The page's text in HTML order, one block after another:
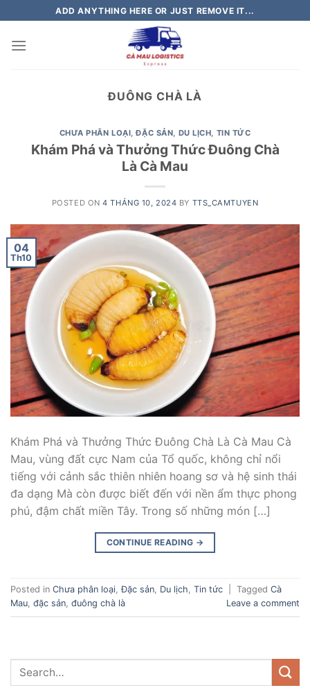
to
content
ADD ANYTHING HERE OR JUST REMOVE IT...
ĐUÔNG CHÀ LÀ
CHƯA PHÂN LOẠI,ĐẶC SẢN, DU LỊCH, TIN TỨC
Khám Phá và Thưởng Thức Đuông Chà
Là Cà Mau
POSTED ON4 THÁNG 10, 2024 BY TTS_CAMTUYEN
04
Th10
Khám Phá và Thưởng Thức Đuông Chà Là Cà Mau Cà
Mau, vùng đất cực Nam của Tổ quốc, không chỉ nổi
tiếng với cảnh sắc thiên nhiên hoang sơ và hệ sinh thái
đa dạng Mà còn được biết đến với nền ẩm thực phong
phú, đậm chất miền Tây. Trong số những món […]
CONTINUE READING →
Posted in Chưa phân loại,Đặc sản, Du lịch, Tin tức Tagged Cà
Mau, đặc sản, đuông chà là Leave a comment